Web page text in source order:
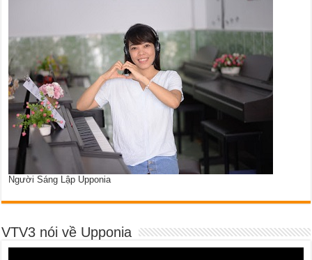
Người Sáng Lập Upponia
VTV3 nói về Upponia